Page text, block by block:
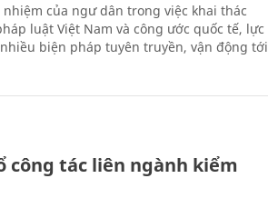
của ngư dân trong việc khai thác
luật Việt Nam và công ước quốc tế, lực
biện pháp tuyên truyền, vận động tới
công tác liên ngành kiểm